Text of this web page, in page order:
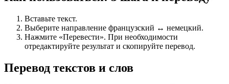
Вставьте текст.
Выберите направление французский ↔ немецкий.
Нажмите «Перевести». При необходимости
отредактируйте результат и скопируйте перевод.
Перевод текстов и слов